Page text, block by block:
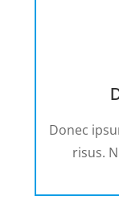
Donec
risus.